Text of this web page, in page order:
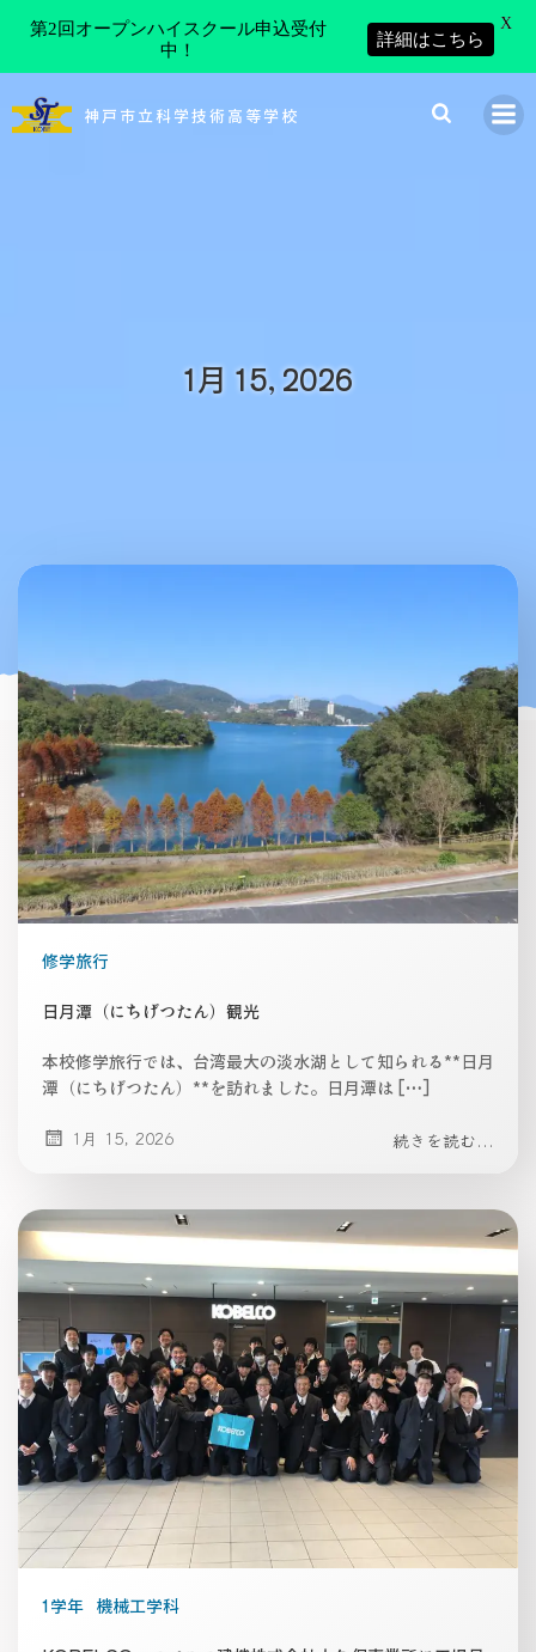
ン
神戸市立科学技術高等学校
1月 15, 2026
修学旅行
日月潭（にちげつたん）観光
本校修学旅行では、台湾最大の淡水湖として知られる**日月
潭（にちげつたん）**を訪れました。日月潭は […]
1月 15, 2026 続きを読む...
1学年 機械工学科
第2回オープンハイスクール申込受付
中！
詳細はこちら
X